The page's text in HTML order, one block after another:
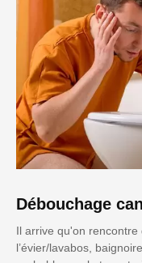
Débouchage
Il arrive qu'on rencontre
l’évier/lavabos,